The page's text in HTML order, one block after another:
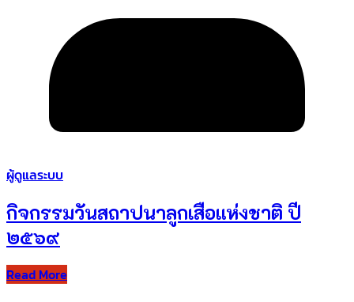
ผู้ดูแลระบบ
กิจกรรมวันสถาปนาลูกเสือแห่งชาติ ปี
๒๕๖๙
Read More